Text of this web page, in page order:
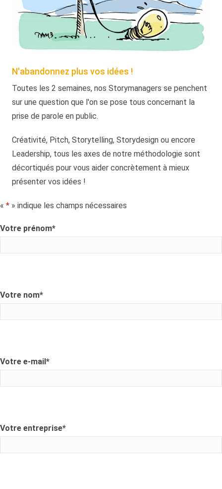
N'abandonnez plus vos idées !
Toutes les 2 semaines, nos Storymanagers se penchent
sur une question que l'on se pose tous concernant la
prise de parole en public.
Créativité, Pitch, Storytelling, Storydesign ou encore
Leadership, tous les axes de notre méthodologie sont
décortiqués pour vous aider concrètement à mieux
présenter vos idées !
« * » indique les champs nécessaires
Votre prénom*
Votre nom*
Votre e-mail*
Votre entreprise*